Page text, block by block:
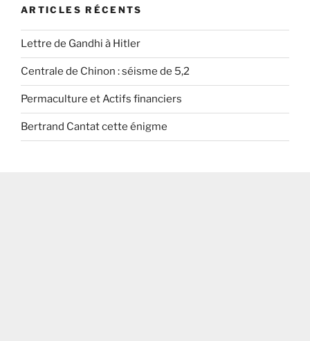
ARTICLES RÉCENTS
Lettre de Gandhi à Hitler
Centrale de Chinon : séisme de 5,2
Permaculture et Actifs financiers
Bertrand Cantat cette énigme